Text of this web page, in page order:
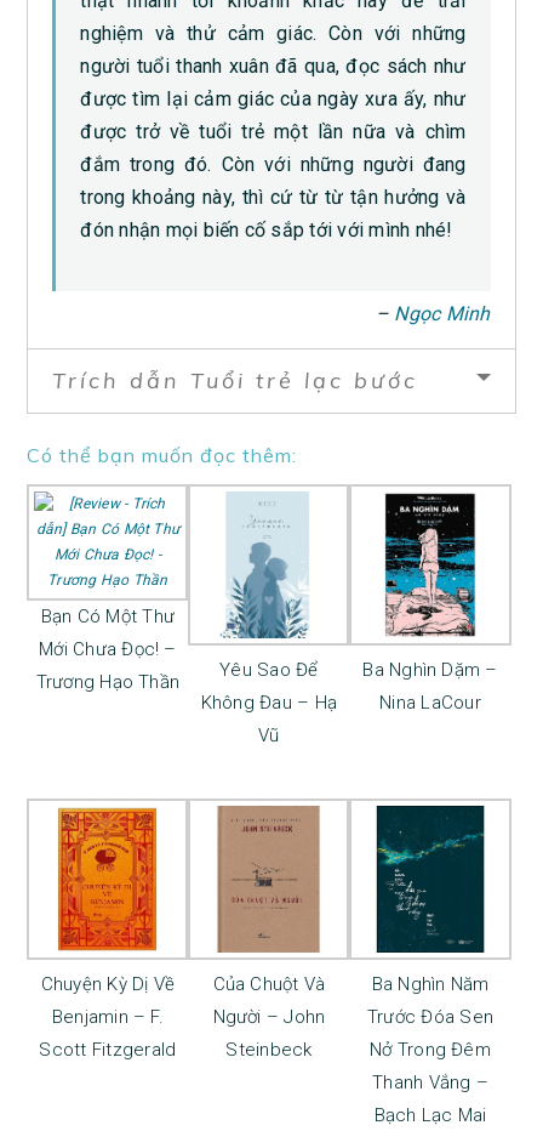
nghiệm và thử cảm giác. Còn với những
người tuổi thanh xuân đã qua, đọc sách như
được tìm lại cảm giác của ngày xưa ấy, như
được trở về tuổi trẻ một lần nữa và chìm
đắm trong đó. Còn với những người đang
trong khoảng này, thì cứ từ từ tận hưởng và
đón nhận mọi biến cố sắp tới với mình nhé!
– Ngọc Minh
Trích dẫn Tuổi trẻ lạc bước
Có thể bạn muốn đọc thêm:
Bạn Có Một Thư
Mới Chưa Đọc! –
Trương Hạo Thần
Yêu Sao Để
Không Đau – Hạ
Vũ
Ba Nghìn Dặm –
Nina LaCour
Chuyện Kỳ Dị Về
Benjamin – F.
Scott Fitzgerald
Của Chuột Và
Người – John
Steinbeck
Ba Nghìn Năm
Trước Đóa Sen
Nở Trong Đêm
Thanh Vắng –
Bạch Lạc Mai